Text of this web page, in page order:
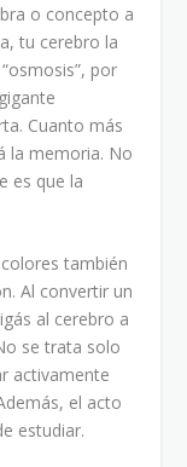
o concepto a
tu cerebro la
por
Cuanto más
la memoria. No
es que la
también
Al convertir un
al cerebro a
se trata solo
activamente
el acto
estudiar.